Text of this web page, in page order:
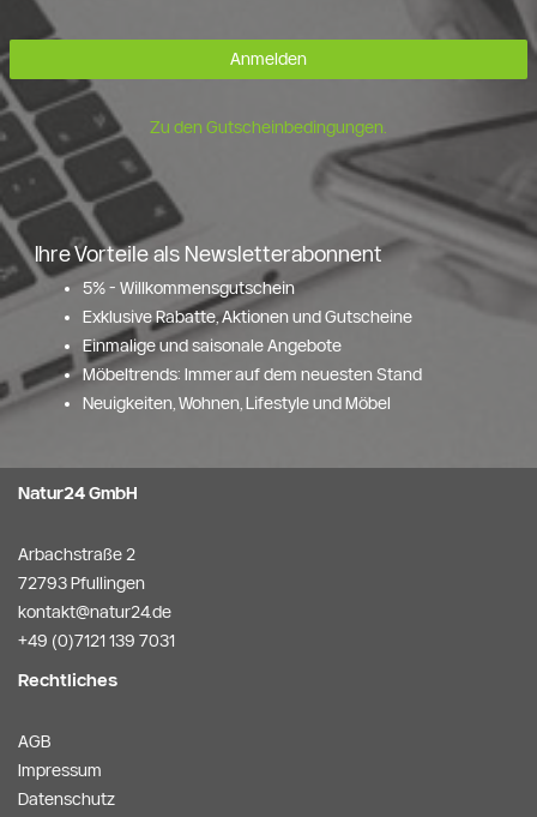
Anmelden
Zu den Gutscheinbedingungen.
Ihre Vorteile als Newsletterabonnent
5% - Willkommensgutschein
Exklusive Rabatte, Aktionen und Gutscheine
Einmalige und saisonale Angebote
Möbeltrends: Immer auf dem neuesten Stand
Neuigkeiten, Wohnen, Lifestyle und Möbel
Natur24 GmbH
Arbachstraße 2
72793 Pfullingen
kontakt@natur24.de
+49 (0)7121 139 7031
Rechtliches
AGB
Impressum
Datenschutz